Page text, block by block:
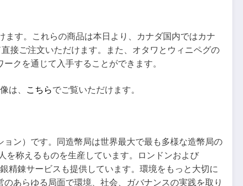
す。これらの商品は本日より、カナダ国内ではカナ
接ご注文いただけます。また、オタワとウィニペグの
クを通じて入手することができます。
は、 こちらでご覧いただけます。
ン）です。同造幣局は世界最大で最も多様な造幣局の
を称えるものを生産しています。ロンドンおよび
精錬サービスも提供しています。環境をもっと大切に
あらゆる局面で環境、社会、ガバナンスの実践を取り